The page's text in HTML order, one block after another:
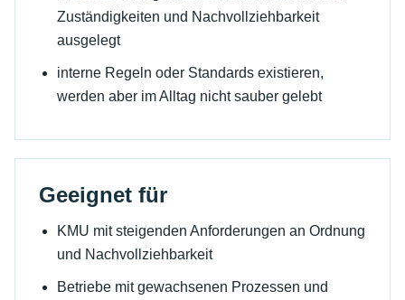
Zuständigkeiten und Nachvollziehbarkeit
ausgelegt
interne Regeln oder Standards existieren,
werden aber im Alltag nicht sauber gelebt
Geeignet für
KMU mit steigenden Anforderungen an Ordnung
und Nachvollziehbarkeit
Betriebe mit gewachsenen Prozessen und